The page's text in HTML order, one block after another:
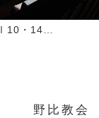
コリントの信徒への手紙Ⅰ10・14～11・1
野比教会